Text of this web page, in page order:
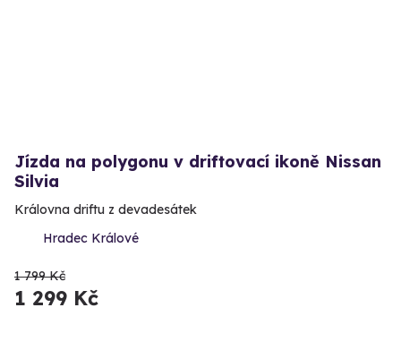
Jízda na polygonu v driftovací ikoně Nissan
Silvia
Královna driftu z devadesátek
Hradec Králové
1 799 Kč
1 299 Kč